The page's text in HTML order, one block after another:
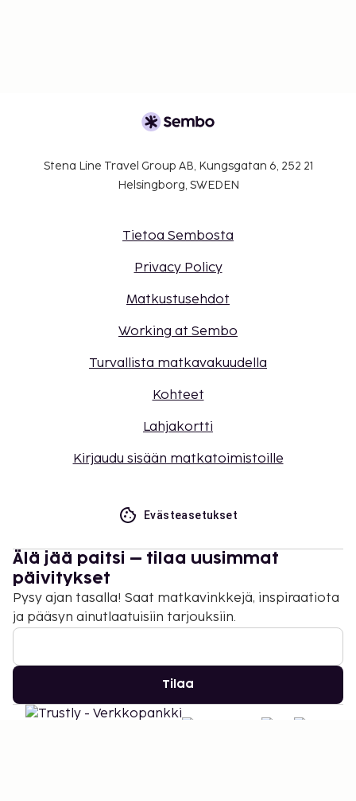
Stena Line Travel Group AB, Kungsgatan 6, 252 21
Helsingborg, SWEDEN
Tietoa Sembosta
Privacy Policy
Matkustusehdot
Working at Sembo
Turvallista matkavakuudella
Kohteet
Lahjakortti
Kirjaudu sisään matkatoimistoille
Evästeasetukset
Älä jää paitsi – tilaa uusimmat
päivitykset
Pysy ajan tasalla! Saat matkavinkkejä, inspiraatiota
ja pääsyn ainutlaatuisiin tarjouksiin.
Tilaa